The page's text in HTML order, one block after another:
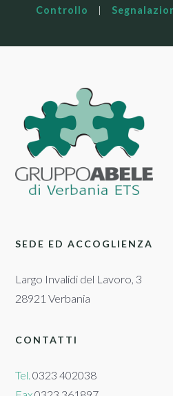
Controllo
|
SEDE ED ACCOGLIENZA
Largo Invalidi del Lavoro, 3
28921 Verbania
CONTATTI
Tel.0323 402038